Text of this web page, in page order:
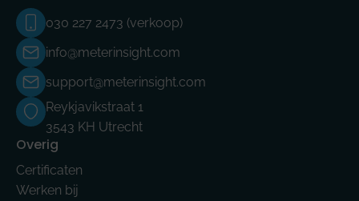
Overig
Certificaten
Werken bij
030 227 2473 (verkoop)
info@meterinsight.com
support@meterinsight.com
Reykjavikstraat 1
3543 KH Utrecht